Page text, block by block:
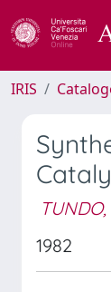
IRIS
1982